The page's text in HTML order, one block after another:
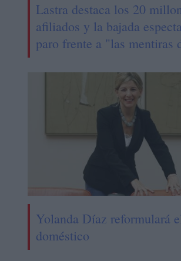
Lastra destaca los 20
afiliados y la bajada
paro frente a "las mentiras
Yolanda Díaz reformulará
doméstico